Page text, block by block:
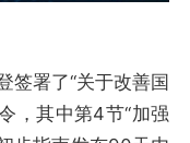
署了“关于改善国
，其中第4节“加强